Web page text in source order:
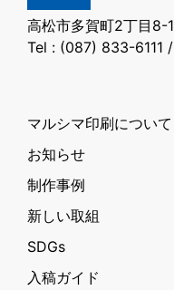
高松市多賀町2丁目8-
Tel : (087) 833-6111
マルシマ印刷について
お知らせ
制作事例
新しい取組
SDGs
入稿ガイド